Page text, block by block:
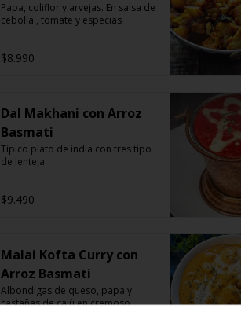
Papa, coliflor y arvejas. En salsa de
cebolla , tomate y especias
$8.990
Dal Makhani con Arroz
Basmati
Tipico plato de india con tres tipo
de lenteja
$9.490
Malai Kofta Curry con
Arroz Basmati
Albondigas de queso, papa y
castañas de cajú en cremoso